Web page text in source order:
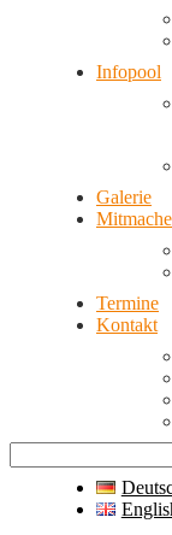
Infopool
Galerie
Termine
Kontakt